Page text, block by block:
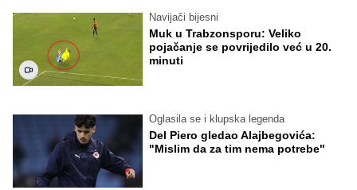
Navijači bijesni
Muk u Trabzonsporu: Veliko
pojačanje se povrijedilo već u 20.
minuti
Oglasila se i klupska legenda
Del Piero gledao Alajbegovića:
"Mislim da za tim nema potrebe"